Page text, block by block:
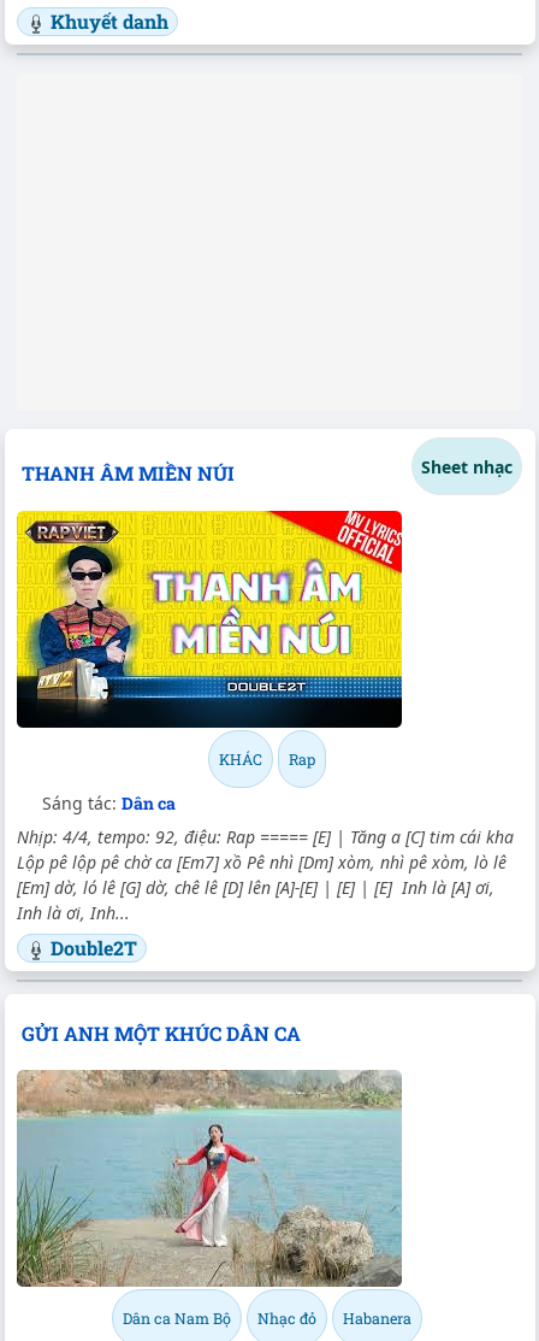
Khuyết danh
THANH ÂM MIỀN NÚI Sheet nhạc
KHÁC Rap
Sáng tác: Dân ca
Nhịp: 4/4, tempo: 92, điệu: Rap ===== [E] | Tăng a [C] tim cái kha
Lộp pê lộp pê chờ ca [Em7] xồ Pê nhì [Dm] xòm, nhì pê xòm, lò lê
[Em] dờ, ló lê [G] dờ, chê lê [D] lên [A]-[E] | [E] | [E] Inh là [A] ơi,
Inh là ơi, Inh...
Double2T
GỬI ANH MỘT KHÚC DÂN CA
Dân ca Nam Bộ Nhạc đỏ Habanera